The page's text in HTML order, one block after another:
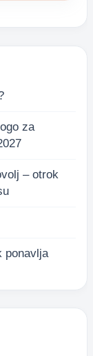
za
– otrok
ponavlja